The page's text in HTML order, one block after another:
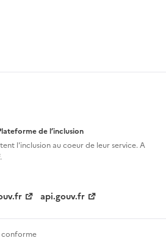
de l’inclusion
l'inclusion aucoeur de leur service. A
api.gouv.fr
conforme